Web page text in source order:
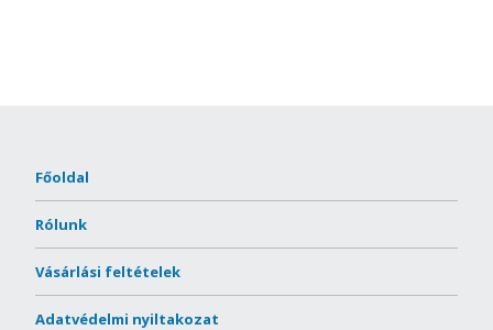
Főoldal
Rólunk
Vásárlási feltételek
Adatvédelmi nyiltakozat